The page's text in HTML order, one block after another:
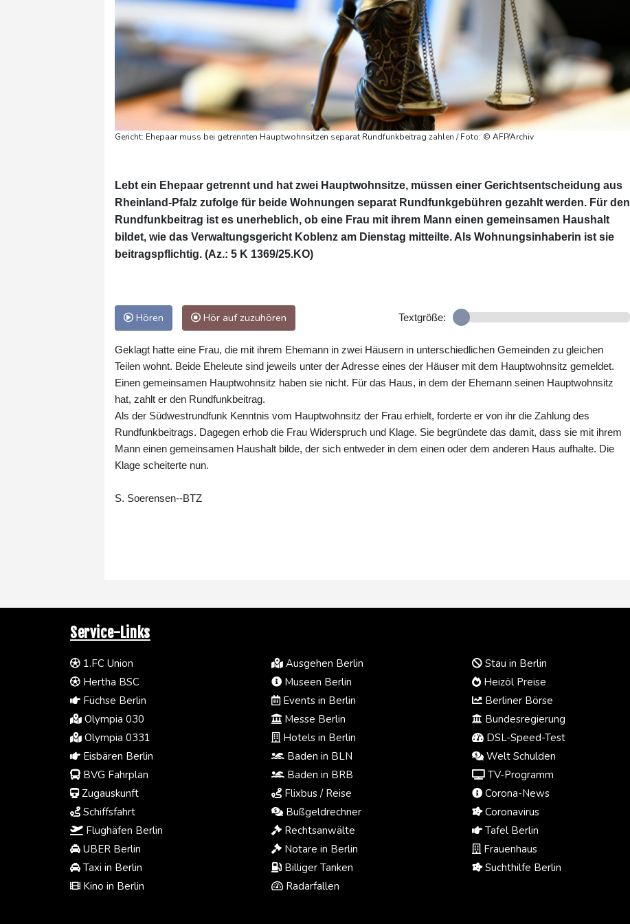
Gericht: Ehepaar muss bei getrennten Hauptwohnsitzen separat Rundfunkbeitrag zahlen / Foto: © AFP/Archiv
Lebt ein Ehepaar getrennt und hat zwei Hauptwohnsitze, müssen einer Gerichtsentscheidung aus
Rheinland-Pfalz zufolge für beide Wohnungen separat Rundfunkgebühren gezahlt werden. Für den
Rundfunkbeitrag ist es unerheblich, ob eine Frau mit ihrem Mann einen gemeinsamen Haushalt
bildet, wie das Verwaltungsgericht Koblenz am Dienstag mitteilte. Als Wohnungsinhaberin ist sie
beitragspflichtig. (Az.: 5 K 1369/25.KO)
Hören Hör auf zuzuhören Textgröße:
Geklagt hatte eine Frau, die mit ihrem Ehemann in zwei Häusern in unterschiedlichen Gemeinden zu gleichen
Teilen wohnt. Beide Eheleute sind jeweils unter der Adresse eines der Häuser mit dem Hauptwohnsitz gemeldet.
Einen gemeinsamen Hauptwohnsitz haben sie nicht. Für das Haus, in dem der Ehemann seinen Hauptwohnsitz
hat, zahlt er den Rundfunkbeitrag.
Als der Südwestrundfunk Kenntnis vom Hauptwohnsitz der Frau erhielt, forderte er von ihr die Zahlung des
Rundfunkbeitrags. Dagegen erhob die Frau Widerspruch und Klage. Sie begründete das damit, dass sie mit ihrem
Mann einen gemeinsamen Haushalt bilde, der sich entweder in dem einen oder dem anderen Haus aufhalte. Die
Klage scheiterte nun.
S. Soerensen--BTZ
Service-Links
1.FC Union
Hertha BSC
Füchse Berlin
Olympia 030
Olympia 0331
Eisbären Berlin
BVG Fahrplan
Zugauskunft
Schiffsfahrt
Flughäfen Berlin
UBER Berlin
Taxi in Berlin
Kino in Berlin
Ausgehen Berlin
Museen Berlin
Events in Berlin
Messe Berlin
Hotels in Berlin
Baden in BLN
Baden in BRB
Flixbus / Reise
Bußgeldrechner
Rechtsanwälte
Notare in Berlin
Billiger Tanken
Radarfallen
Stau in Berlin
Heizöl Preise
Berliner Börse
Bundesregierung
DSL-Speed-Test
Welt Schulden
TV-Programm
Corona-News
Coronavirus
Tafel Berlin
Frauenhaus
Suchthilfe Berlin